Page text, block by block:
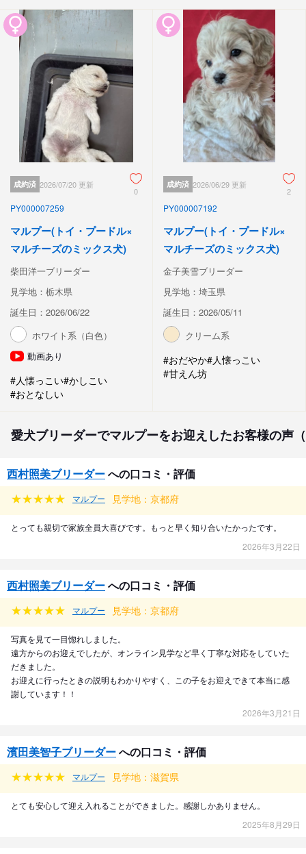
成約済 2026/07/20 更新
0
PY000007259
マルプー(トイ・プードル×
マルチーズのミックス犬)
柴田洋一ブリーダー
見学地：栃木県
誕生日：2026/06/22
ホワイト系（白色）
動画あり
#人懐っこい#かしこい
#おとなしい
成約済 2026/06/29 更新
2
PY000007192
マルプー(トイ・プードル×
マルチーズのミックス犬)
金子美雪ブリーダー
見学地：埼玉県
誕生日：2026/05/11
クリーム系
#おだやか#人懐っこい
#甘えん坊
愛犬ブリーダーでマルプーをお迎えしたお客様の声
西村照美ブリーダーへの口コミ・評価
マルプー 見学地：京都府
とっても親切で家族全員大喜びです。もっと早く知り合いたかったです。
2026年3月22日
西村照美ブリーダーへの口コミ・評価
マルプー 見学地：京都府
写真を見て一目惚れしました。
遠方からのお迎えでしたが、オンライン見学など早く丁寧な対応をしていた
だきました。
お迎えに行ったときの説明もわかりやすく、この子をお迎えできて本当に感
謝しています！！
2026年3月21日
濱田美智子ブリーダーへの口コミ・評価
マルプー 見学地：滋賀県
とても安心して迎え入れることができました。感謝しかありません。
2025年8月29日